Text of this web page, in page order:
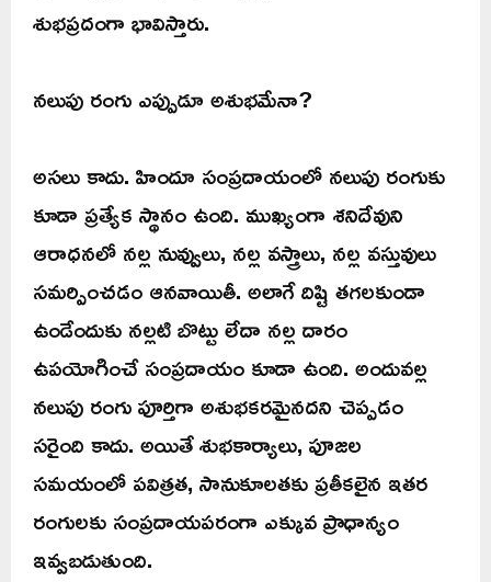
శుభప్రదంగా భావిస్తారు.
నలుపు రంగు ఎప్పుడూ అశుభమేనా?
అసలు కాదు. హిందూ సంప్రదాయంలో నలుపు రంగుకు
కూడా ప్రత్యేక స్థానం ఉంది. ముఖ్యంగా శనిదేవుని
ఆరాధనలో నల్ల నువ్వులు, నల్ల వస్త్రాలు, నల్ల వస్తువులు
సమర్పించడం ఆనవాయితీ. అలాగే దిష్టి తగలకుండా
ఉండేందుకు నల్లటి బొట్టు లేదా నల్ల దారం
ఉపయోగించే సంప్రదాయం కూడా ఉంది. అందువల్ల
నలుపు రంగు పూర్తిగా అశుభకరమైనదని చెప్పడం
సరైంది కాదు. అయితే శుభకార్యాలు, పూజల
సమయంలో పవిత్రత, సానుకూలతకు ప్రతీకలైన ఇతర
రంగులకు సంప్రదాయపరంగా ఎక్కువ ప్రాధాన్యం
ఇవ్వబడుతుంది.